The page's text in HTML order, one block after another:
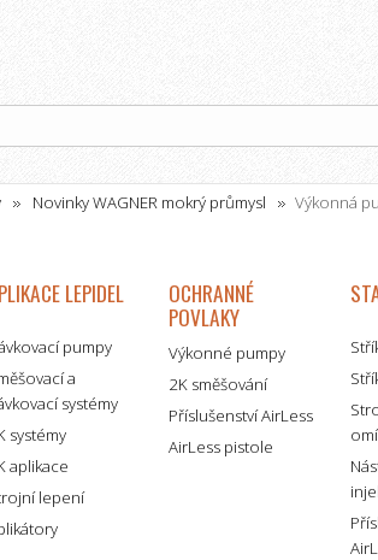
Novinky WAGNER mokrý průmysl
Výkonná
LEPIDEL
pumpy
a
systémy
systémy
aplikace
lepení
OCHRANNÉ
POVLAKY
Výkonné pumpy
2K směšování
Příslušenství AirLess
AirLess pistole